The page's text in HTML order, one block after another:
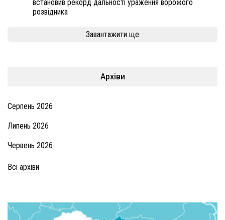
встановив рекорд дальності ураження ворожого
розвідника
Завантажити ще
Архіви
Серпень 2026
Липень 2026
Червень 2026
Всі архіви